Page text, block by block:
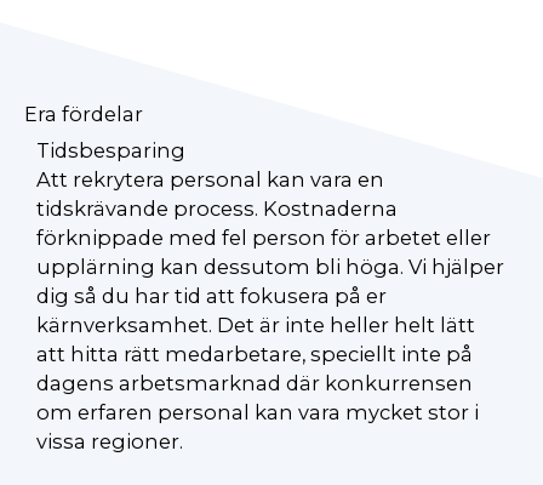
Era fördelar
Tidsbesparing
Att rekrytera personal kan vara en
tidskrävande process. Kostnaderna
förknippade med fel person för arbetet eller
upplärning kan dessutom bli höga. Vi hjälper
dig så du har tid att fokusera på er
kärnverksamhet. Det är inte heller helt lätt
att hitta rätt medarbetare, speciellt inte på
dagens arbetsmarknad där konkurrensen
om erfaren personal kan vara mycket stor i
vissa regioner.